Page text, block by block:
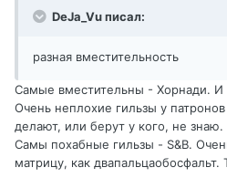
DeJa_Vu писал:
разная вместительность
Самые вместительны - Хорнади. И
Очень неплохие гильзы у
делают, или берут у кого, не знаю.
Самы похабные гильзы - S&B.
матрицу, как двапальцаобосфальт.